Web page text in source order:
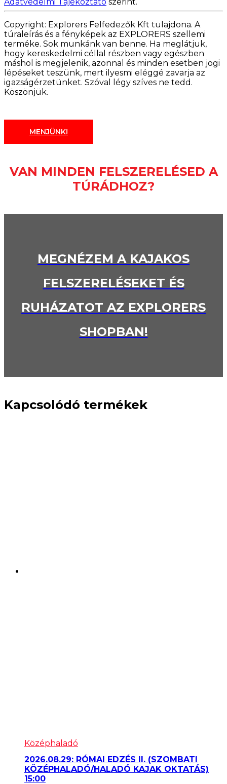
Copyright: Explorers Felfedezők Kft tulajdona. A
túraleírás és a fényképek az EXPLORERS szellemi
terméke. Sok munkánk van benne. Ha meglátjuk,
hogy kereskedelmi céllal részben vagy egészben
máshol is megjelenik, azonnal és minden esetben jogi
lépéseket teszünk, mert ilyesmi eléggé zavarja az
igazságérzetünket. Szóval légy szíves ne tedd.
Köszönjük.
MENJÜNK!
VAN MINDEN FELSZERELÉSED A
TÚRÁDHOZ?
MEGNÉZEM A KAJAKOS
FELSZERELÉSEKET ÉS
RUHÁZATOT AZ EXPLORERS
SHOPBAN!
Kapcsolódó termékek
Középhaladó
2026.08.29: RÓMAI EDZÉS II. (SZOMBATI
KÖZÉPHALADÓ/HALADÓ KAJAK OKTATÁS)
15:00